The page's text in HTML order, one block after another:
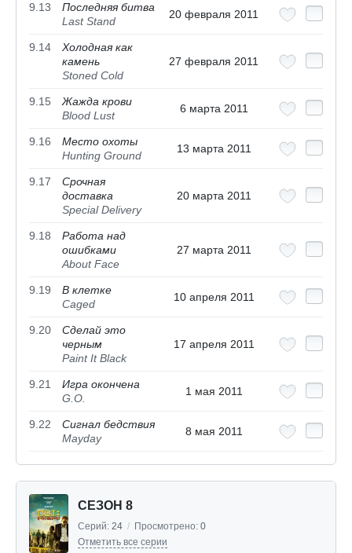
9.13
Последняя битва
Last Stand
20 февраля 2011
9.14
Холодная как
камень
Stoned Cold
27 февраля 2011
9.15
Жажда крови
Blood Lust
6 марта 2011
9.16
Место охоты
Hunting Ground
13 марта 2011
9.17
Срочная
доставка
Special Delivery
20 марта 2011
9.18
Работа над
ошибками
About Face
27 марта 2011
9.19
В клетке
Caged
10 апреля 2011
9.20
Сделай это
черным
Paint It Black
17 апреля 2011
9.21
Игра окончена
G.O.
1 мая 2011
9.22
Сигнал бедствия
Mayday
8 мая 2011
СЕЗОН 8
Серий: 24 / Просмотрено: 0
Отметить все серии